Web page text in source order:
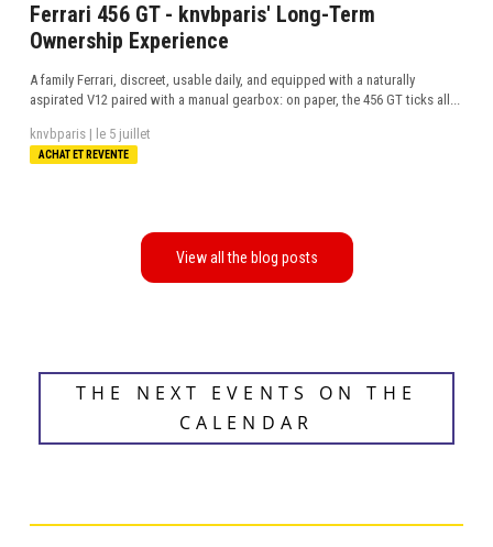
Ferrari 456 GT - knvbparis' Long-Term
Ownership Experience
A family Ferrari, discreet, usable daily, and equipped with a naturally
aspirated V12 paired with a manual gearbox: on paper, the 456 GT ticks all...
knvbparis | le 5 juillet
ACHAT ET REVENTE
THE NEXT EVENTS ON THE
CALENDAR